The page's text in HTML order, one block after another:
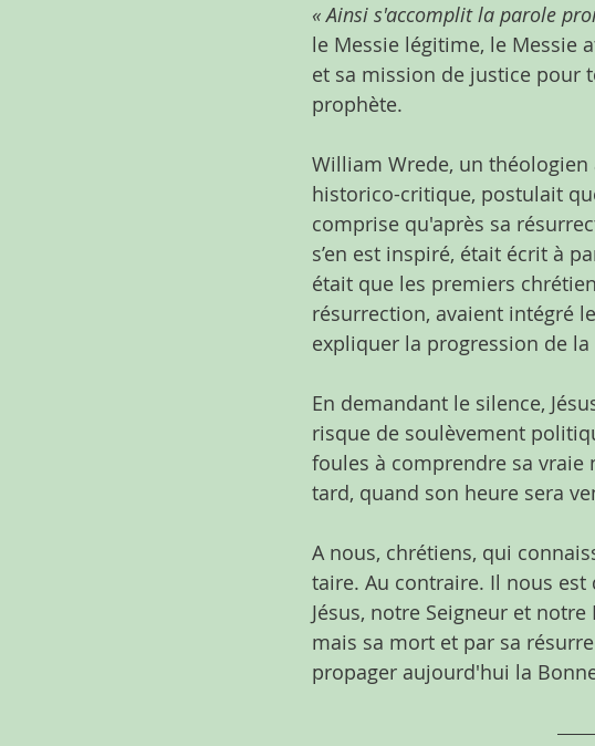
« Ainsi s'accomplit la parole
le Messie légitime, le Messie
et sa mission de justice pour
prophète.
William Wrede, un théologien
historico-critique, postulait
comprise qu'après sa
s’en est inspiré, était écrit à
était que les premiers
résurrection, avaient intégré le
expliquer la progression de
En demandant le silence,
risque de soulèvement
foules à comprendre sa
tard, quand son heure sera
A nous, chrétiens, qui
taire. Au contraire. Il nous
Jésus, notre Seigneur et
mais sa mort et par sa
propager aujourd'hui la